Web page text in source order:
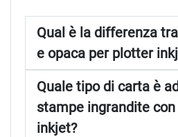
Qual è la differenza
e opaca per plotter
Quale tipo di carta è
stampe ingrandite
inkjet?